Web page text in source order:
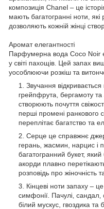
композиція Chanel – це
мають багатогранні ноти, які
дозволяють кожній жінці
Аромат елегантності
Парфумерна вода Coco Noir
у світі пахощів. Цей запах
уособлюючи розкіш та
Звучання
грейпфрута, бергамоту
створюють почуття
перші промені ранкового
переплітає багатство та
Серце це справжнє
герань, жасмин, нарцис і
багатогранний букет, який
акорди плавно
розповідь про жіночність
Кінцеві ноти запаху –
симфонії. Пачулі, сандал,
білий мускус, гвоздика та